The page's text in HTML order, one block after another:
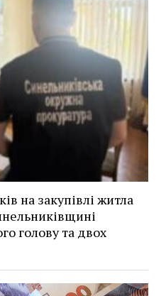
на закупівлі житла
голову та двох